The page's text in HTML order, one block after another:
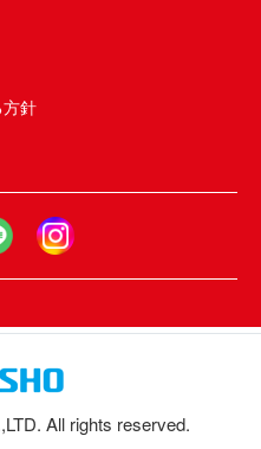
方針
All rights reserved.